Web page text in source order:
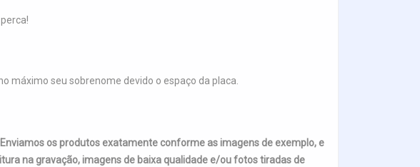
máximo seu sobrenome devido o espaço da placa.
os produtos exatamente conforme as imagens de exemplo, e
na gravação, imagens de baixa qualidade e/ou fotos tiradas de